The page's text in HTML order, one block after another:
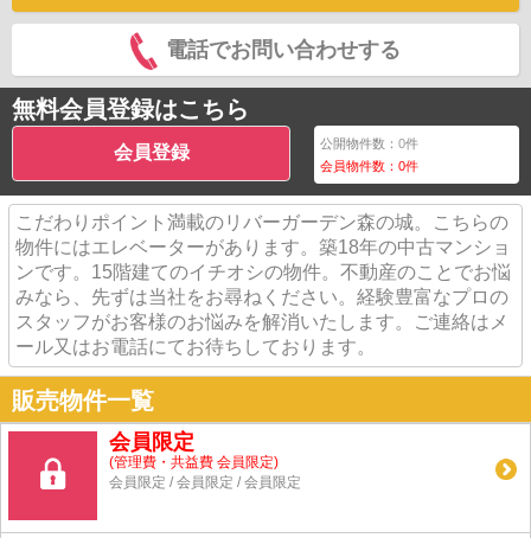
電話でお問い合わせする
無料会員登録はこちら
会員登録 公開物件数：0件
会員物件数：0件
こだわりポイント満載のリバーガーデン森の城。こちらの
物件にはエレベーターがあります。築18年の中古マンショ
ンです。15階建てのイチオシの物件。不動産のことでお悩
みなら、先ずは当社をお尋ねください。経験豊富なプロの
スタッフがお客様のお悩みを解消いたします。ご連絡はメ
ール又はお電話にてお待ちしております。
販売物件一覧
会員限定
(管理費・共益費 会員限定)
会員限定 /会員限定 /会員限定